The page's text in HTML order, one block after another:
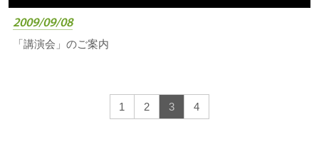
2009/09/08
「講演会」のご案内
1 2 3 4